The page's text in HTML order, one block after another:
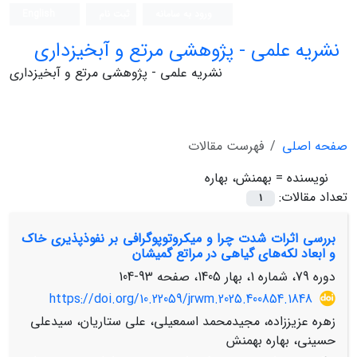
نشریه علمی - پژوهشی مرتع و آبخیزداری
نشریه علمی - پژوهشی مرتع و آبخیزداری
صفحه اصلی
فهرست مقالات
نویسنده = بهمنش، بهاره
تعداد مقالات:
1
بررسی اثرات شدت چرا و میکروتوپوگرافی بر نفوذپذیری خاک
و ابعاد لکه‌های گیاهی در مراتع گمیشان
دوره 79، شماره 1، بهار 1405، صفحه
93-104
https://doi.org/10.22059/jrwm.2025.400854.1848
زهره عزیززاده، مجیدمحمد اسمعیلی، علی ستاریان، سیدعلی
حسینی، بهاره بهمنش